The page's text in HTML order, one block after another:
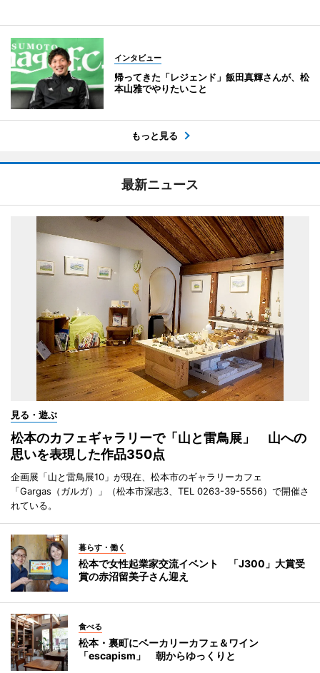
インタビュー
帰ってきた「レジェンド」飯田真輝さんが、松
本山雅でやりたいこと
もっと見る
最新ニュース
見る・遊ぶ
松本のカフェギャラリーで「山と雷鳥展」 山への
思いを表現した作品350点
企画展「山と雷鳥展10」が現在、松本市のギャラリーカフェ
「Gargas（ガルガ）」（松本市深志3、TEL 0263-39-5556）で開催さ
れている。
暮らす・働く
松本で女性起業家交流イベント 「J300」大賞受
賞の赤沼留美子さん迎え
食べる
松本・裏町にベーカリーカフェ＆ワイン
「escapism」 朝からゆっくりと